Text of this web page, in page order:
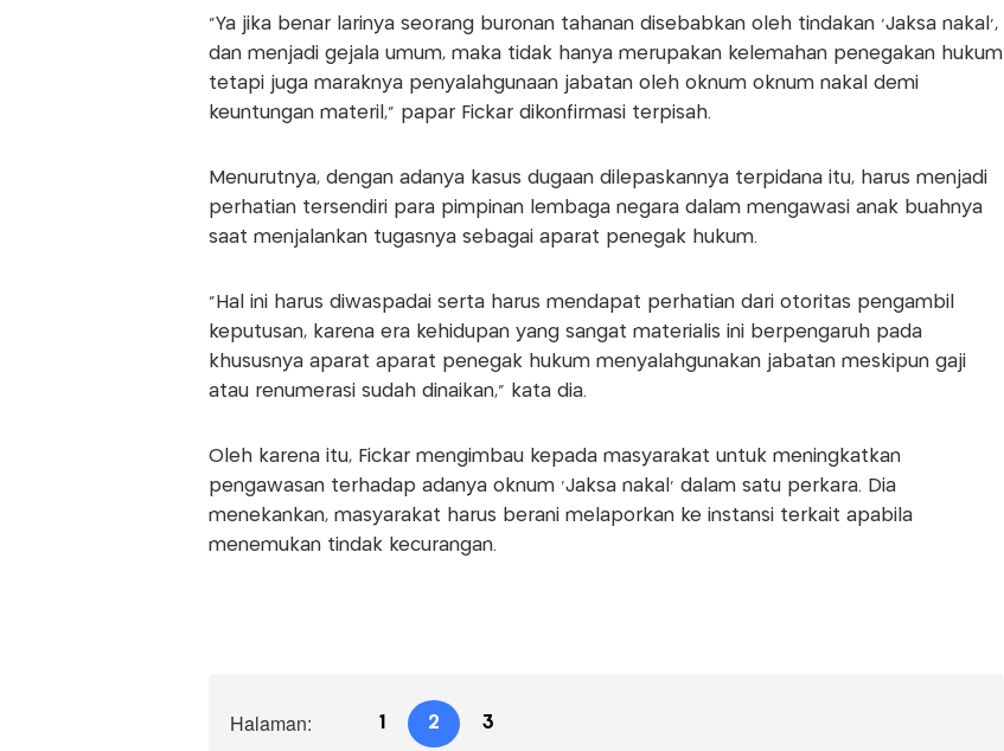
"Ya jika benar larinya seorang buronan tahanan disebabkan oleh tindakan 'Jaksa nakal',
dan menjadi gejala umum, maka tidak hanya merupakan kelemahan penegakan hukum
tetapi juga maraknya penyalahgunaan jabatan oleh oknum oknum nakal demi
keuntungan materil," papar Fickar dikonfirmasi terpisah.
Menurutnya, dengan adanya kasus dugaan dilepaskannya terpidana itu, harus menjadi
perhatian tersendiri para pimpinan lembaga negara dalam mengawasi anak buahnya
saat menjalankan tugasnya sebagai aparat penegak hukum.
"Hal ini harus diwaspadai serta harus mendapat perhatian dari otoritas pengambil
keputusan, karena era kehidupan yang sangat materialis ini berpengaruh pada
khususnya aparat aparat penegak hukum menyalahgunakan jabatan meskipun gaji
atau renumerasi sudah dinaikan," kata dia.
Oleh karena itu, Fickar mengimbau kepada masyarakat untuk meningkatkan
pengawasan terhadap adanya oknum 'Jaksa nakal' dalam satu perkara. Dia
menekankan, masyarakat harus berani melaporkan ke instansi terkait apabila
menemukan tindak kecurangan.
Halaman: 1 2 3